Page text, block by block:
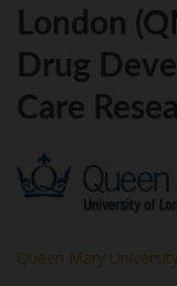
London
Drug
Care
Queen Mary